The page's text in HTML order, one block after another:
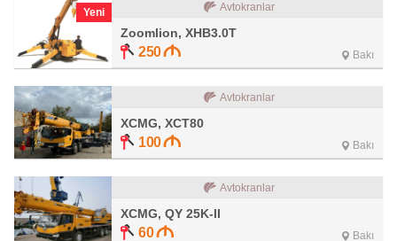
Yeni Avtokranlar
Zoomlion, XHB3.0T
250 Bakı
Avtokranlar
XCMG, XCT80
100 Bakı
Avtokranlar
XCMG, QY 25K-II
60 Bakı